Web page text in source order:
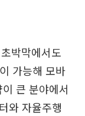
박막에서도
가능해 모바
큰 분야에서
와 자율주행